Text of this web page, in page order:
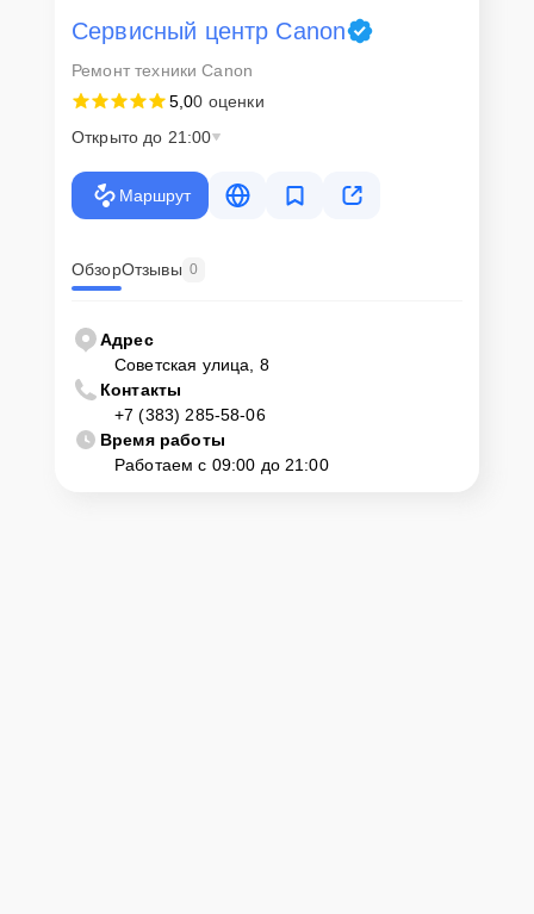
Сервисный центр Canon
Ремонт техники Canon
5,00 оценки
Открыто до 21:00
Маршрут
ОбзорОтзывы 0
Адрес
Советская улица, 8
Контакты
+7 (383) 285-58-06
Время работы
Работаем с 09:00 до 21:00